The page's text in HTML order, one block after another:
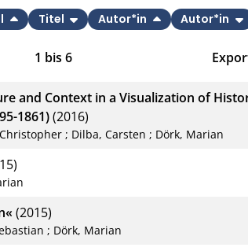
1 bis6
Titel Autor*in Autor*in
and Context in a Visualization of
1861)(2016)
; Dilba, Carsten ; Dörk, Marian
(2015)
; Dörk, Marian